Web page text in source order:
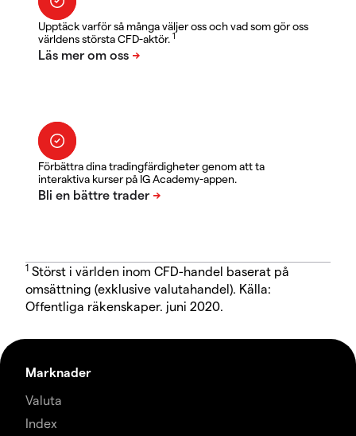
Upptäck varför så många väljer oss och vad som gör oss
världens största CFD-aktör. 1
Förbättra dina tradingfärdigheter genom att ta
interaktiva kurser på IG Academy-appen.
1 Störst i världen inom CFD-handel baserat på
omsättning (exklusive valutahandel). Källa:
Offentliga räkenskaper. juni 2020.
Marknader
Valuta
Index